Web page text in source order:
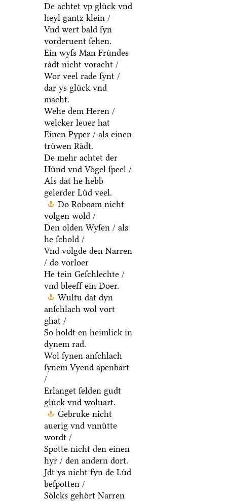
De achtet vp gluͤck vnd
heyl gantz klein /
Vnd wert bald ſyn
vorderuent ſehen.
Ein wyſs Man Fruͤndes
raͤdt nicht voracht /
Wor veel rade ſynt /
dar ys gluͤck vnd
macht.
Wehe dem Heren /
welcker leuer hat
Einen Pyper / als einen
truͤwen Raͤdt.
De mehr achtet der
Huͤnd vnd Voͤgel ſpeel /
Als dat he hebb
gelerder Luͤd veel.
Do Roboam nicht
volgen wold /
Den olden Wyſen / als
he ſchold /
Vnd volgde den Narren
/ do vorloer
He tein Geſchlechte /
vnd bleeff ein Doer.
Wultu dat dyn
anſchlach wol vort
ghat /
So holdt en heimlick in
dynem rad.
Wol ſynen anſchlach
ſynem Vyend apenbart
/
Erlanget ſelden gudt
gluͤck vnd woluart.
Gebruke nicht
auerig vnd vnnuͤtte
wordt /
Spotte nicht den einen
hyr / den andern dort.
Jdt ys nicht fyn de Luͤd
beſpotten /
Soͤlcks gehoͤrt Narren